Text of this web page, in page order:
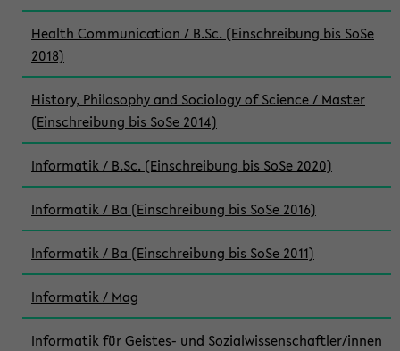
Health Communication / B.Sc. (Einschreibung bis SoSe
2018)
History, Philosophy and Sociology of Science / Master
(Einschreibung bis SoSe 2014)
Informatik / B.Sc. (Einschreibung bis SoSe 2020)
Informatik / Ba (Einschreibung bis SoSe 2016)
Informatik / Ba (Einschreibung bis SoSe 2011)
Informatik / Mag
Informatik für Geistes- und Sozialwissenschaftler/innen